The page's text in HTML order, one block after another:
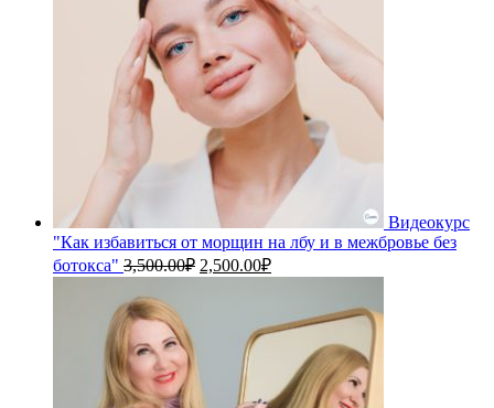
Видеокурс
"Как избавиться от морщин на лбу и в межбровье без
ботокса" 3,500.00₽ Первоначальная
цена
3,500.00₽.
2,500.00₽Текущая
цена: